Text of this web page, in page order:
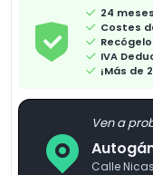
24
Costes
Recógelo
IVA
¡Más de
Ven a
Calle